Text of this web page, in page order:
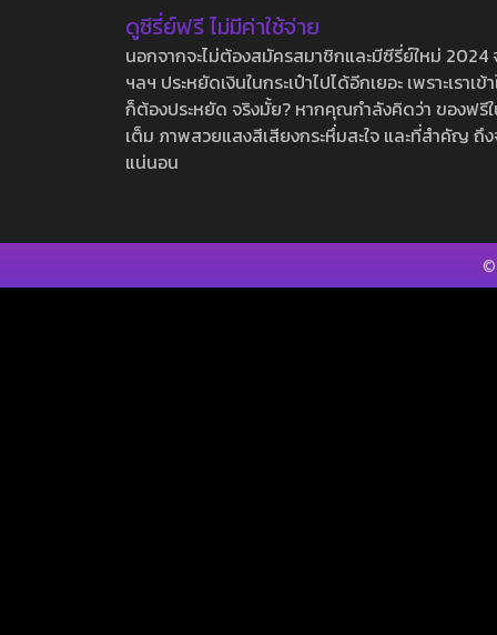
ดูซีรี่ย์ฟรี ไม่มีค่าใช้จ่าย
นอกจากจะไม่ต้องสมัครสมาชิกและมีซีรี่ย์ใหม่
ฯลฯ ประหยัดเงินในกระเป๋าไปได้อีกเยอะ เพราะเร
ก็ต้องประหยัด จริงมั้ย? หากคุณกำลังคิดว่า ของฟ
เต็ม ภาพสวยแสงสีเสียงกระหึ่มสะใจ และที่สำคัญ
แน่นอน
©